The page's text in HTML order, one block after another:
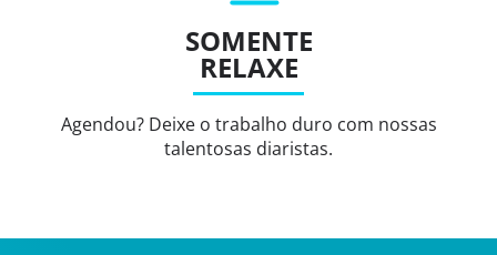
SOMENTE
RELAXE
Agendou? Deixe o trabalho duro com nossas
talentosas diaristas.